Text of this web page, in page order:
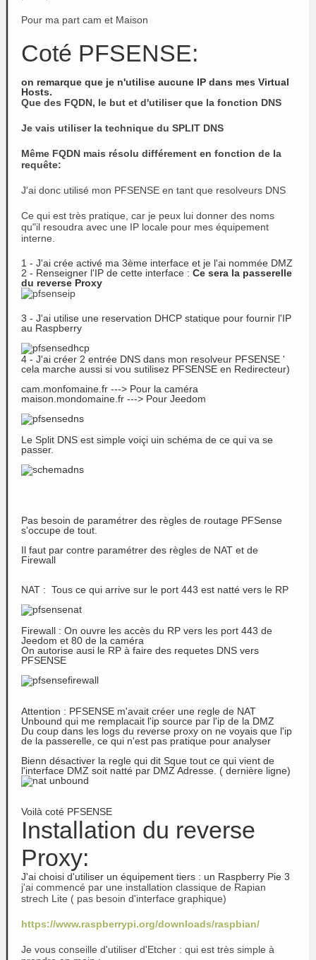
Pour ma part cam et Maison
Coté PFSENSE:
on remarque que je n'utilise aucune IP dans mes Virtual
Hosts.
Que des FQDN, le but et d'utiliser que la fonction DNS
Je vais utiliser la technique du SPLIT DNS
Même FQDN mais résolu différement en fonction de la
requête:
J'ai donc utilisé mon PFSENSE en tant que resolveurs DNS
Ce qui est très pratique, car je peux lui donner des noms
qu"il resoudra avec une IP locale pour mes équipement
interne.
1 - J'ai crée activé ma 3ème interface et je l'ai nommée DMZ
2 - Renseigner l'IP de cette interface : Ce sera la passerelle
du reverse Proxy
3 - J'ai utilise une reservation DHCP statique pour fournir l'IP
au Raspberry
4 - J'ai créer 2 entrée DNS dans mon resolveur PFSENSE '
cela marche aussi si vou sutilisez PFSENSE en Redirecteur)
cam.monfomaine.fr ---> Pour la caméra
maison.mondomaine.fr ---> Pour Jeedom
Le Split DNS est simple voiçi uin schéma de ce qui va se
passer.
Pas besoin de paramétrer des règles de routage PFSense
s'occupe de tout.
Il faut par contre paramétrer des règles de NAT et de
Firewall
NAT : Tous ce qui arrive sur le port 443 est natté vers le RP
Firewall : On ouvre les accès du RP vers les port 443 de
Jeedom et 80 de la caméra
On autorise ausi le RP à faire des requetes DNS vers
PFSENSE
Attention : PFSENSE m'avait créer une regle de NAT
Unbound qui me remplacait l'ip source par l'ip de la DMZ
Du coup dans les logs du reverse proxy on ne voyais que l'ip
de la passerelle, ce qui n'est pas pratique pour analyser
Bienn désactiver la regle qui dit Sque tout ce qui vient de
l'interface DMZ soit natté par DMZ Adresse. ( dernière ligne)
Voilà coté PFSENSE
Installation du reverse
Proxy:
J'ai choisi d'utiliser un équipement tiers : un Raspberry Pie 3
j'ai commencé par une installation classique de Rapian
strech Lite ( pas besoin d'interface graphique)
https://www.raspberrypi.org/downloads/raspbian/
Je vous conseille d'utiliser d'Etcher : qui est très simple à